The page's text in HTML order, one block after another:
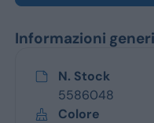
Informazioni
N. Stock
5586048
Colore